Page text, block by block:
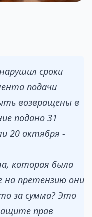
сроки
подачи
возвращены в
подано 31
20 октября -
которая была
на претензию они
за сумма? Это
прав